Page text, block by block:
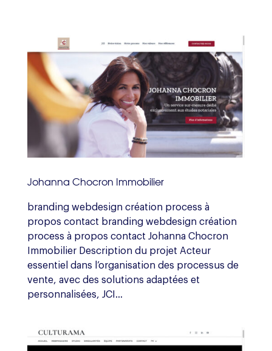
Johanna Chocron Immobilier
branding webdesign création process à
propos contact branding webdesign création
process à propos contact Johanna Chocron
Immobilier Description du projet Acteur
essentiel dans l’organisation des processus de
vente, avec des solutions adaptées et
personnalisées, JCI...